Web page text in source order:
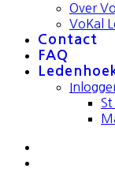
Over
VoKal
Contact
FAQ
St